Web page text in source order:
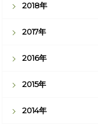
2018年
2017年
2016年
2015年
2014年